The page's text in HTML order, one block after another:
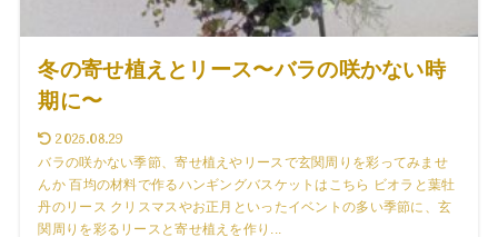
冬の寄せ植えとリース〜バラの咲かない時
期に〜
2025.08.29
バラの咲かない季節、寄せ植えやリースで玄関周りを彩ってみませ
んか 百均の材料で作るハンギングバスケットはこちら ビオラと葉牡
丹のリース クリスマスやお正月といったイベントの多い季節に、玄
関周りを彩るリースと寄せ植えを作り...